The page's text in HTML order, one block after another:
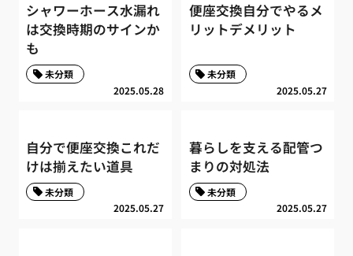
シャワーホース水漏れ
は交換時期のサインか
も
2025.05.28
未分類
便座交換自分でやるメ
リットデメリット
2025.05.27
未分類
自分で便座交換これだ
けは揃えたい道具
2025.05.27
未分類
暮らしを支える配管つ
まりの対処法
2025.05.27
未分類